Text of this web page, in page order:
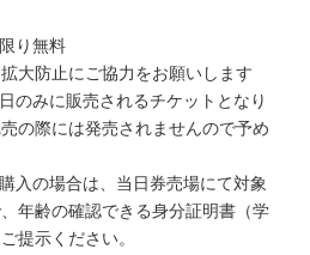
り無料
大防止にご協力をお願いします
のみに販売されるチケットとなり
の際には発売されませんので予め
入の場合は、当日券売場にて対象
年齢の確認できる身分証明書（学
提示ください。